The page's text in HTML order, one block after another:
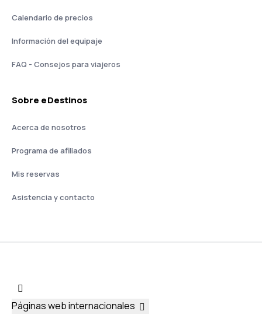
Calendario de precios
Información del equipaje
FAQ - Consejos para viajeros
Sobre eDestinos
Acerca de nosotros
Programa de afiliados
Mis reservas
Asistencia y contacto
Páginas web internacionales